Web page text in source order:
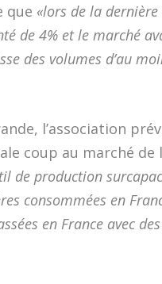
que «lors de la dernière
de 4% et le marché
des volumes d’au
l’association
coup au marché de
de production
consommées en
en France avec